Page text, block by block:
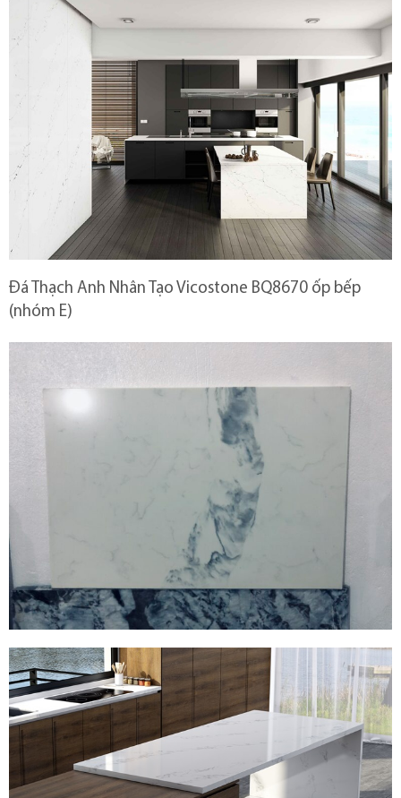
Đá Thạch Anh Nhân Tạo Vicostone BQ8670 ốp bếp
(nhóm E)